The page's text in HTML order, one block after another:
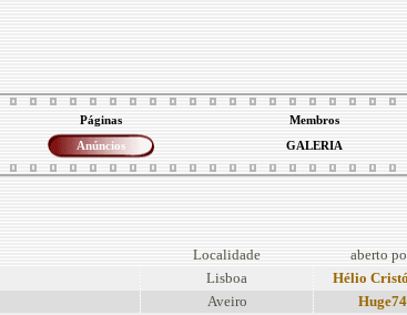
Páginas Membros
Anúncios GALERIA
Localidade aberto
Lisboa Hélio
Aveiro Huge74